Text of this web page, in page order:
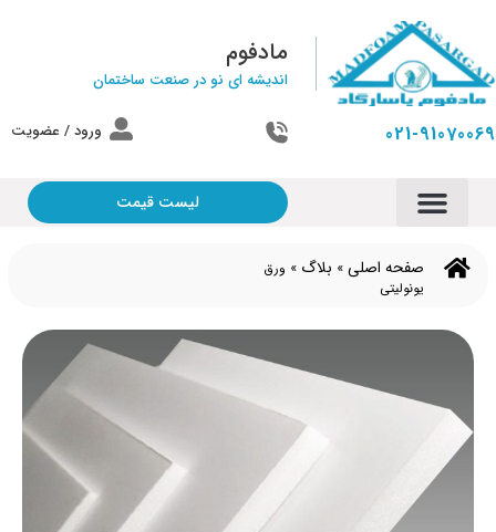
مادفوم
اندیشه ای نو در صنعت ساختمان
021-91070069 ورود / عضویت
لیست قیمت
صفحه اصلی » بلاگ » ورق
یونولیتی